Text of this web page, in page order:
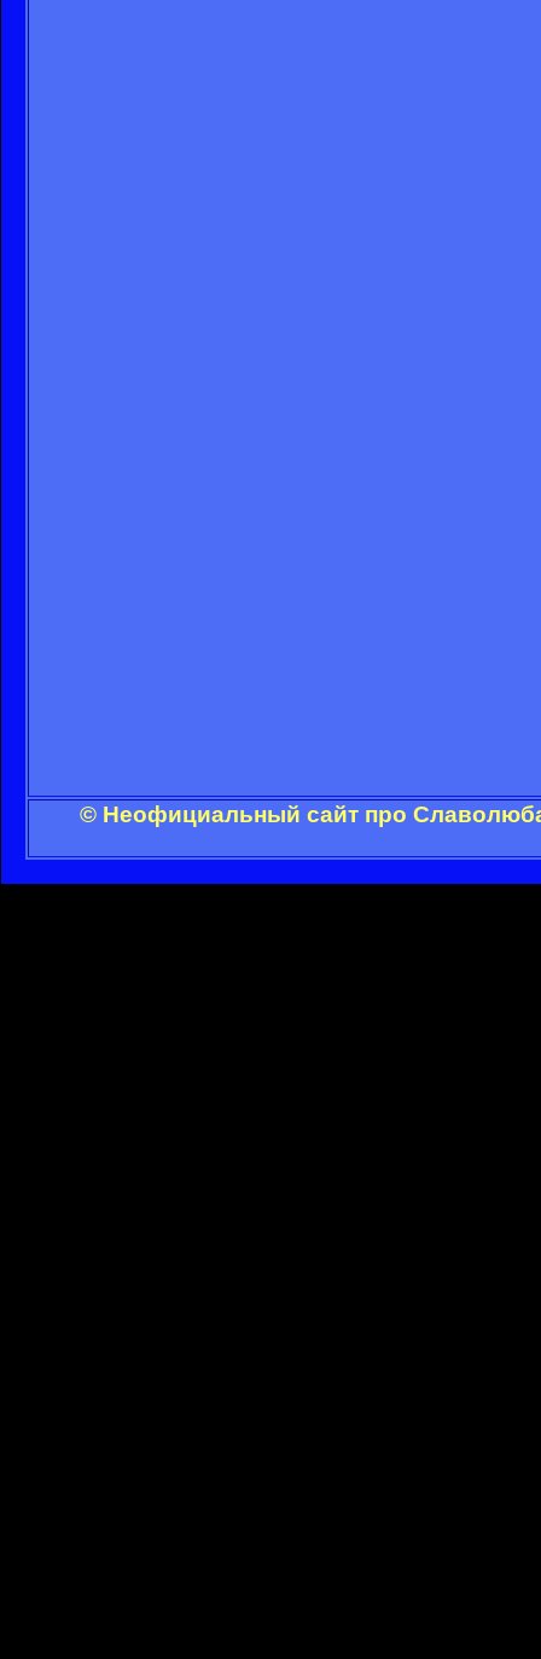
© Неофициальный сайт про